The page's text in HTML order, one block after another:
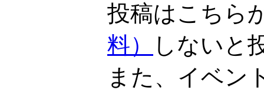
投稿はこち
料）
しないと
また、イベン